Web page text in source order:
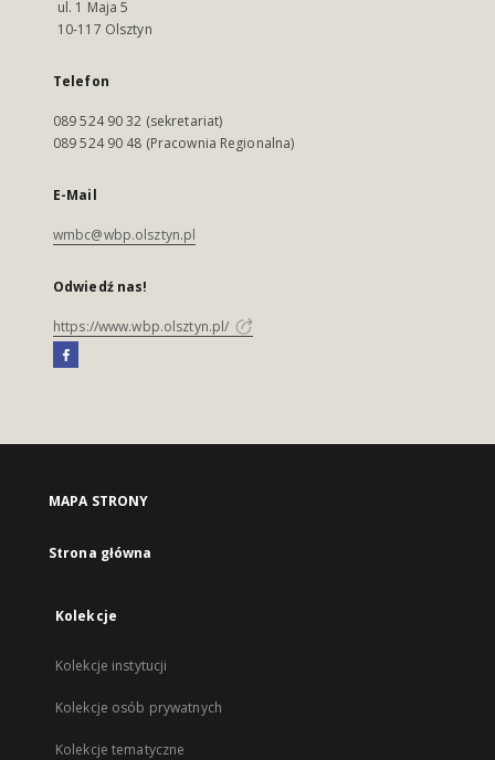
ul. 1 Maja 5
10-117 Olsztyn
Telefon
089 524 90 32 (sekretariat)
089 524 90 48 (Pracownia Regionalna)
E-Mail
wmbc@wbp.olsztyn.pl
Odwiedź nas!
https://www.wbp.olsztyn.pl/
MAPA STRONY
Strona główna
Kolekcje
Kolekcje instytucji
Kolekcje osób prywatnych
Kolekcje tematyczne